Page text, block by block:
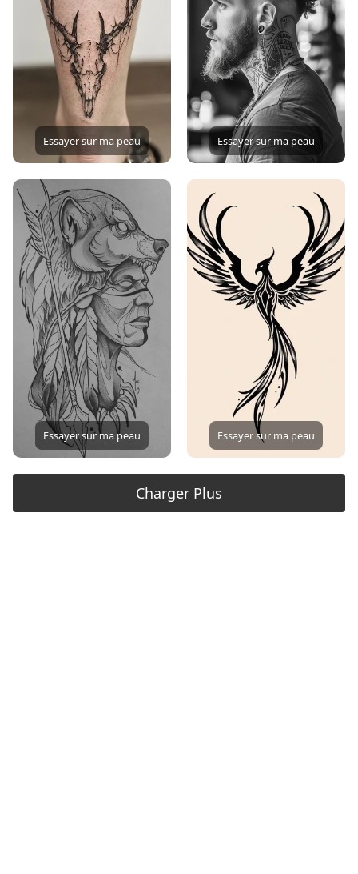
Essayer sur ma peau Essayer sur ma peau
Essayer sur ma peau Essayer sur ma peau
Charger Plus